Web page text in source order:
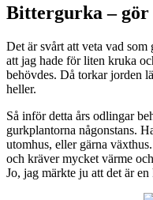
Bittergurka –
Det är svårt att veta vad
att jag hade för liten kruka
behövdes. Då torkar jorden
heller.
Så inför detta års odlingar
gurkplantorna någonstans.
utomhus, eller gärna
och kräver mycket värme
Jo, jag märkte ju att det är